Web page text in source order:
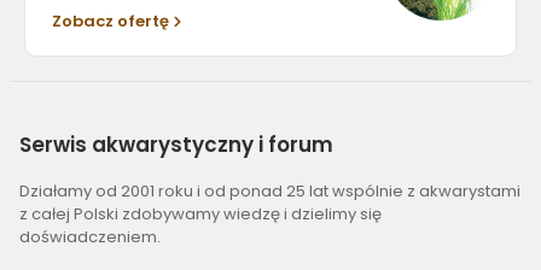
Zobacz ofertę
Serwis akwarystyczny i forum
Działamy od 2001 roku i od ponad 25 lat wspólnie z akwarystami
z całej Polski zdobywamy wiedzę i dzielimy się
doświadczeniem.